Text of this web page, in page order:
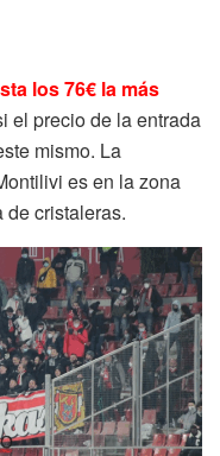
los 76€ la más
el precio de la entrada
mismo. La
es en la zona
de cristaleras.